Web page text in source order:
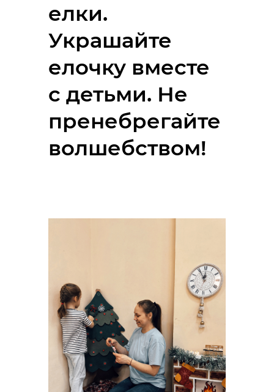
елки.
Украшайте
елочку вместе
с детьми. Не
пренебрегайте
волшебством!